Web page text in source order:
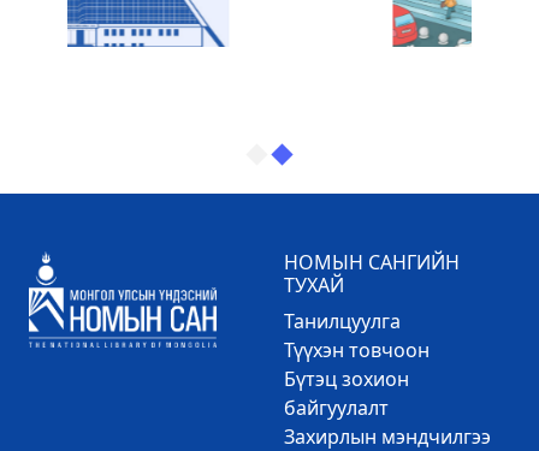
НОМЫН САНГИЙН
ТУХАЙ
Танилцуулга
Түүхэн товчоон
Бүтэц зохион
байгуулалт
Захирлын мэндчилгээ